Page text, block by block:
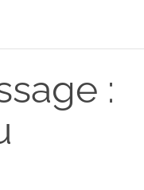
: